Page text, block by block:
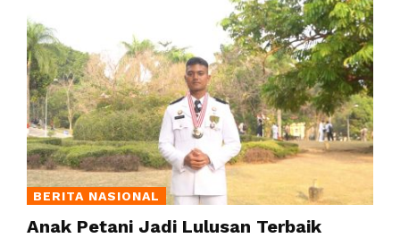
BERITA NASIONAL
Anak Petani Jadi Lulusan Terbaik